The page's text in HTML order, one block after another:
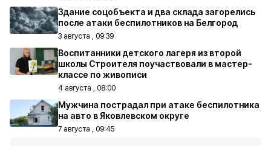
Здание соцобъекта и два склада загорелись
после атаки беспилотников на Белгород
3 августа , 09:39
Воспитанники детского лагеря из второй
школы Строителя поучаствовали в мастер-
классе по живописи
4 августа , 08:00
Мужчина пострадал при атаке беспилотника
на авто в Яковлевском округе
7 августа , 09:45